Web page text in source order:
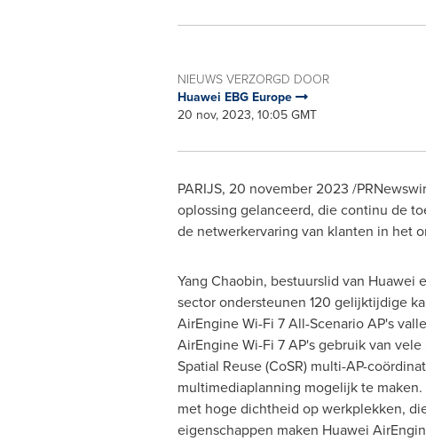
NIEUWS VERZORGD DOOR
Huawei EBG Europe
20 nov, 2023, 10:05 GMT
PARIJS, 20 november 2023 /
oplossing gelanceerd, die continu de
de netwerkervaring van klanten in het
Yang Chaobin, bestuurslid van Huawei
sector ondersteunen 120 gelijktijdige
AirEngine Wi-Fi 7 All-Scenario AP's
AirEngine Wi-Fi 7 AP's gebruik van
Spatial Reuse (CoSR) multi-AP-
multimediaplanning mogelijk te
met hoge dichtheid op werkplekken,
eigenschappen maken Huawei